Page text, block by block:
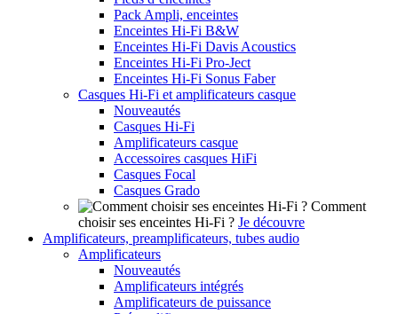
Pack Ampli, enceintes
Enceintes Hi-Fi B&W
Enceintes Hi-Fi Davis Acoustics
Enceintes Hi-Fi Pro-Ject
Enceintes Hi-Fi Sonus Faber
Casques Hi-Fi et amplificateurs casque
Nouveautés
Casques Hi-Fi
Amplificateurs casque
Accessoires casques HiFi
Casques Focal
Casques Grado
Comment
choisir ses enceintes Hi-Fi ? Je découvre
Amplificateurs, preamplificateurs, tubes audio
Amplificateurs
Nouveautés
Amplificateurs intégrés
Amplificateurs de puissance